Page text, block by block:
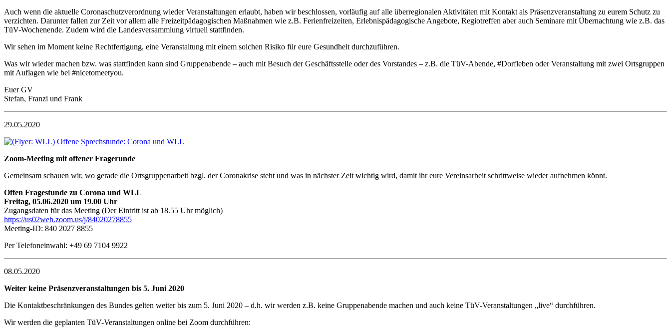
Auch wenn die aktuelle Coronaschutzverordnung wieder Veranstaltungen erlaubt, haben wir beschlossen, vorläufig auf alle überregionalen Aktivitäten mit Kontakt als Präsenzveranstaltung zu eurem Schutz zu
verzichten. Darunter fallen zur Zeit vor allem alle Freizeitpädagogischen Maßnahmen wie z.B. Ferienfreizeiten, Erlebnispädagogische Angebote, Regiotreffen aber auch Seminare mit Übernachtung wie z.B. das
TüV-Wochenende. Zudem wird die Landesversammlung virtuell stattfinden.
Wir sehen im Moment keine Rechtfertigung, eine Veranstaltung mit einem solchen Risiko für eure Gesundheit durchzuführen.
Was wir wieder machen bzw. was stattfinden kann sind Gruppenabende – auch mit Besuch der Geschäftsstelle oder des Vorstandes – z.B. die TüV-Abende, #Dorfleben oder Veranstaltung mit zwei Ortsgruppen
mit Auflagen wie bei #nicetomeetyou.
Euer GV
Stefan, Franzi und Frank
29.05.2020
Zoom-Meeting mit offener Fragerunde
Gemeinsam schauen wir, wo gerade die Ortsgruppenarbeit bzgl. der Coronakrise steht und was in nächster Zeit wichtig wird, damit ihr eure Vereinsarbeit schrittweise wieder aufnehmen könnt.
Offen Fragestunde zu Corona und WLL
Freitag, 05.06.2020 um 19.00 Uhr
Zugangsdaten für das Meeting (Der Eintritt ist ab 18.55 Uhr möglich)
https://us02web.zoom.us/j/84020278855
Meeting-ID: 840 2027 8855
Per Telefoneinwahl: +49 69 7104 9922
08.05.2020
Weiter keine Präsenzveranstaltungen bis 5. Juni 2020
Die Kontaktbeschränkungen des Bundes gelten weiter bis zum 5. Juni 2020 – d.h. wir werden z.B. keine Gruppenabende machen und auch keine TüV-Veranstaltungen „live“ durchführen.
Wir werden die geplanten TüV-Veranstaltungen online bei Zoom durchführen: